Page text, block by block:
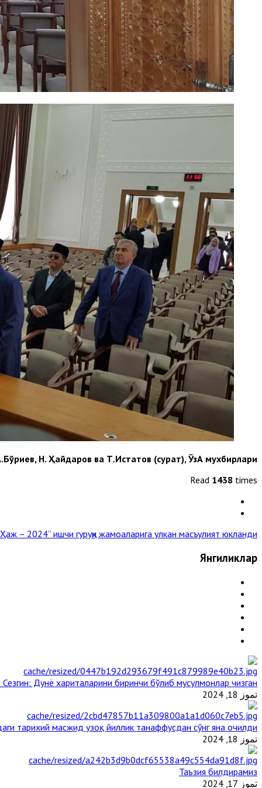
Н. Ҳайдаров ва Т.Истатов (сурат), ЎзА мухбирлари
Read 1438 times
– 2024” ишчи гуруҳи жамоаларига улкан масъулият юкланди »
Янгиликлар
Дунё хариталарини биринчи бўлиб мусулмонлар чизган
تموز 18, 2024
тарихий масжид узоқ йиллик танаффусдан сўнг яна очилди
تموز 18, 2024
Таъзия билдирамиз
تموز 17, 2024